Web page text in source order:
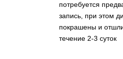
потребуется
запись, при этом
покрашены и
течение 2-3 суток